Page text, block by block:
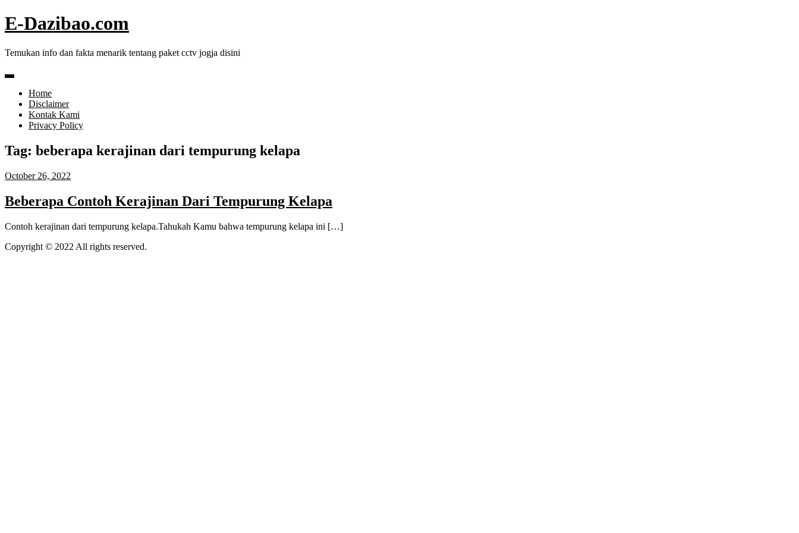
Skip
to
E-Dazibao.com
Temukan info dan fakta menarik tentang paket cctv jogja disini
Home
Disclaimer
Kontak Kami
Privacy Policy
Tag: beberapa kerajinan dari tempurung kelapa
October 26, 2022
Beberapa Contoh Kerajinan Dari Tempurung Kelapa
Contoh kerajinan dari tempurung kelapa.Tahukah Kamu bahwa tempurung kelapa ini […]
Copyright © 2022 All rights reserved.